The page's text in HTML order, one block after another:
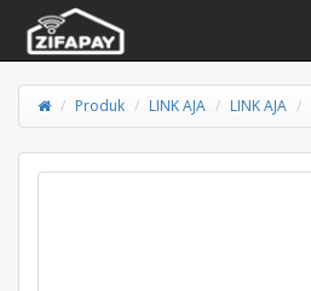
Produk LINK AJA LINK AJA